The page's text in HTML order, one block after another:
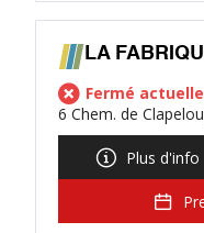
LA
Fermé
6 Chem. de
Plus d'info